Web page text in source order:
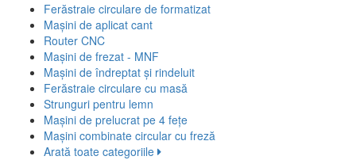
Ferăstraie circulare de formatizat
Mașini de aplicat cant
Router CNC
Mașini de frezat - MNF
Mașini de îndreptat și rindeluit
Ferăstraie circulare cu masă
Strunguri pentru lemn
Mașini de prelucrat pe 4 fețe
Mașini combinate circular cu freză
Arată toate categoriile